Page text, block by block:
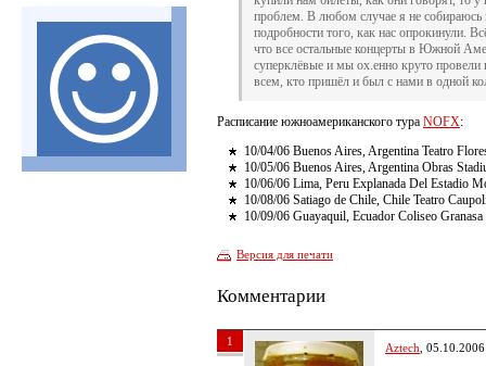
проблем. В любом случае я не собираюсь
подробности того, как нас опрокинули.
что все остальные концерты в Южной
суперклёвые и мы ох.енно круто провели
всем, кто пришёл и был с нами в одной
Расписание южноамериканского тура NOFX:
10/04/06 Buenos Aires, Argentina Teatro
10/05/06 Buenos Aires, Argentina Obras
10/06/06 Lima, Peru Explanada Del Estadio
10/08/06 Satiago de Chile, Chile Teatro
10/09/06 Guayaquil, Ecuador Coliseo Granasa
Версия для печати
Комментарии
1 Aztech ,